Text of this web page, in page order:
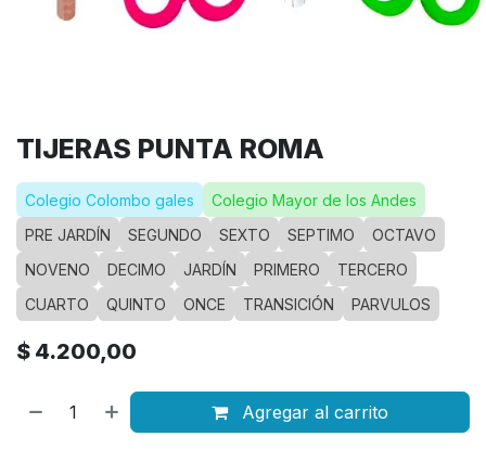
TIJERAS PUNTA ROMA
Colegio Colombo gales
Colegio Mayor de los Andes
PRE JARDÍN
SEGUNDO SEXTO SEPTIMO
OCTAVO
NOVENO
DECIMO JARDÍN PRIMERO
TERCERO
CUARTO
QUINTO ONCE TRANSICIÓN PARVULOS
$ 4.200,00
Agregar al carrito